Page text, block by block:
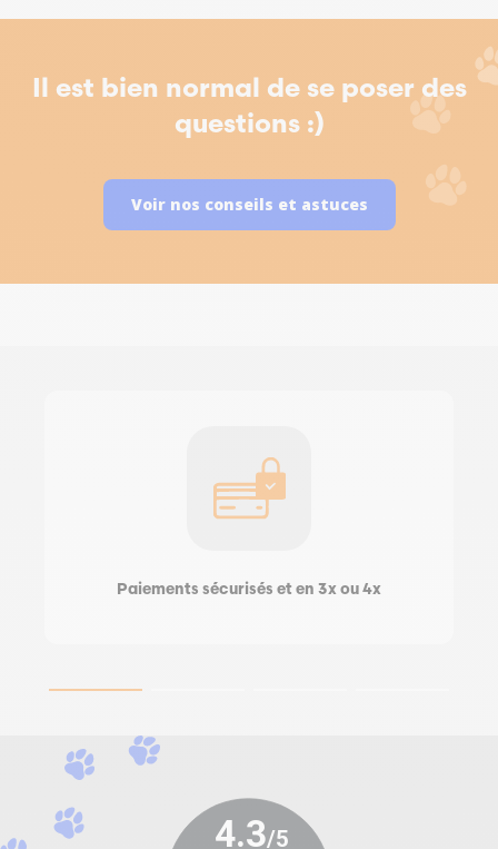
Il est bien normal de se poser des
questions :)
Voir nos conseils et astuces
Paiements sécurisés et en 3x ou 4x